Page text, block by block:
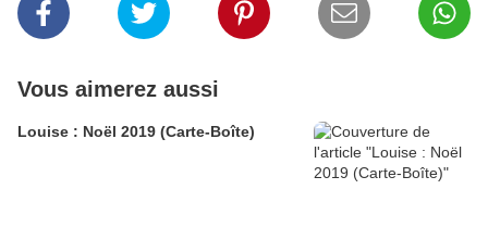
Vous aimerez aussi
Louise : Noël 2019 (Carte-Boîte)